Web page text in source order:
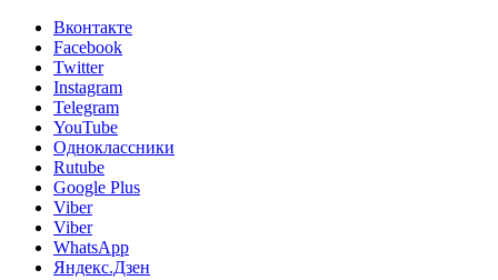
Вконтакте
Facebook
Twitter
Instagram
Telegram
YouTube
Одноклассники
Rutube
Google Plus
Viber
Viber
WhatsApp
Яндекс.Дзен